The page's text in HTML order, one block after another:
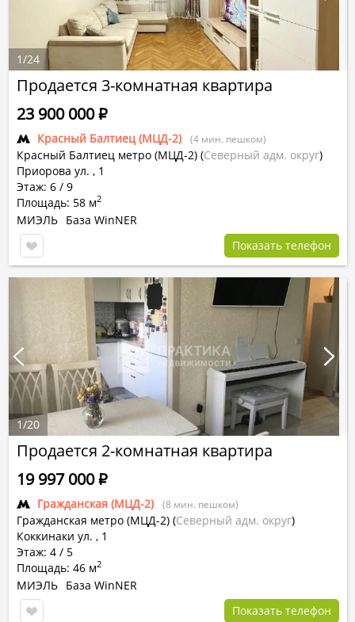
Продается 3-комнатная квартира
Красный Балтиец (МЦД-2) (4 мин. пешком)
Красный Балтиец метро (МЦД-2) (Северный адм. округ)
Приорова ул. , 1
Этаж: 6 / 9
Площадь: 58 м2
23 900 000Р
МИЭЛЬ База WinNER
Показать телефон
1/24
Продается 2-комнатная квартира
Гражданская (МЦД-2) (8 мин. пешком)
Гражданская метро (МЦД-2) (Северный адм. округ)
Коккинаки ул. , 1
Этаж: 4 / 5
Площадь: 46 м2
19 997 000Р
МИЭЛЬ База WinNER
Показать телефон
1/20